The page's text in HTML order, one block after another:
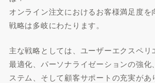
オンライン注文におけるお客様満足度を
戦略は多岐にわたります。
主な戦略としては、ユーザーエクスペリ
最適化、パーソナライゼーションの強化
ステム、そして顧客サポートの充実があ